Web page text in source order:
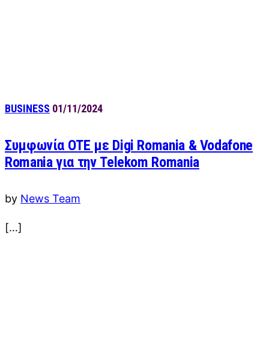
BUSINESS 01/11/2024
Συμφωνία ΟΤΕ με Digi Romania & Vodafone
Romania για την Telekom Romania
by News Team
[…]